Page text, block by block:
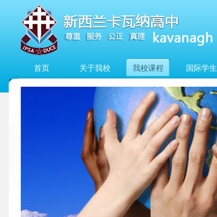
首页 关于我校 我校课程 国际学生